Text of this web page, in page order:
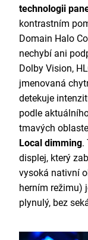
technologii
kontrastním
Domain Halo
nechybí ani
Dolby Vision,
jmenovaná
detekuje
podle
tmavých
Local dimming.
displej, který
vysoká nativní
herním režimu)
plynulý, bez